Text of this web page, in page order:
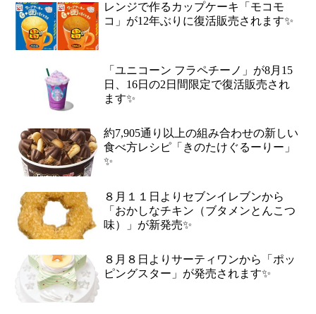
レンジで作るカップケーキ「モコモ
コ」が12年ぶりに復活販売されます✨
「ユニコーン フラペチーノ」が8月15
日、16日の2日間限定で復活販売され
ます✨
約7,905通り以上の組み合わせの新しい
食べ方レシピ「きのたけぐるーりー」
✨
８月１１日よりセブンイレブンから
「おかしなチキン（ブタメンとんこつ
味）」が新発売✨
８月８日よりサーティワンから「ポッ
ピングスター」が発売されます✨